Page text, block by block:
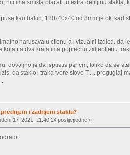
niti ima smisla placati tu extra debljinu stakla,
kao balon, 120x40x40 od 8mm je ok,
narusavaju cijenu a i vizualni izgled, da
koja na dva kraja ima poprecno zaljepljenu
dovoljno je da ispustis par cm, toliko da se
da staklo i traka tvore slovo T..... proguglaj
i zadnjem staklu?
17, 2021, 21:40:24 poslijepodne »